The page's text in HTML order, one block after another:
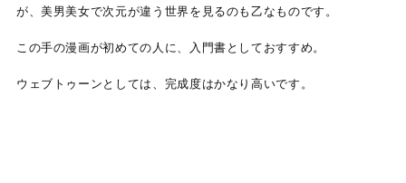
が、美男美女で次元が違う世界を見るのも乙なものです。
この手の漫画が初めての人に、入門書としておすすめ。
ウェブトゥーンとしては、完成度はかなり高いです。